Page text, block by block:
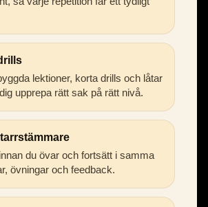
lektioner, korta drills och låtar
upprepa rätt sak på rätt nivå.
du övar och fortsätt i samma
övningar och feedback.